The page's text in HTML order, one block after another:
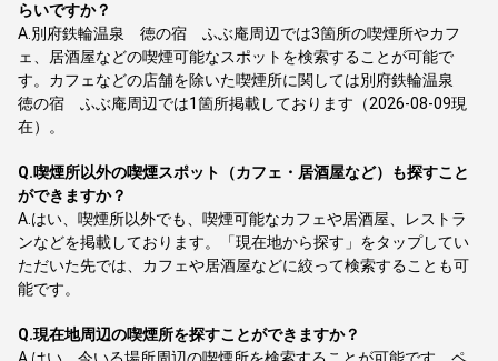
らいですか？
A. 別府鉄輪温泉 徳の宿 ふぶ庵周辺では3箇所の喫煙所やカフ
ェ、居酒屋などの喫煙可能なスポットを検索することが可能で
す。カフェなどの店舗を除いた喫煙所に関しては別府鉄輪温泉
徳の宿 ふぶ庵周辺では1箇所掲載しております（2026-08-09現
在）。
Q.喫煙所以外の喫煙スポット（カフェ・居酒屋など）も探すこと
ができますか？
A. はい、喫煙所以外でも、喫煙可能なカフェや居酒屋、レストラ
ンなどを掲載しております。「現在地から探す」をタップしてい
ただいた先では、カフェや居酒屋などに絞って検索することも可
能です。
Q.現在地周辺の喫煙所を探すことができますか？